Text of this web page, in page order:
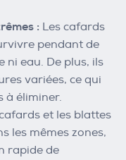
: Les cafards
pendant de
ni eau. De plus, ils
variées, ce qui
à éliminer.
et les blattes
les mêmes zones,
rapide de